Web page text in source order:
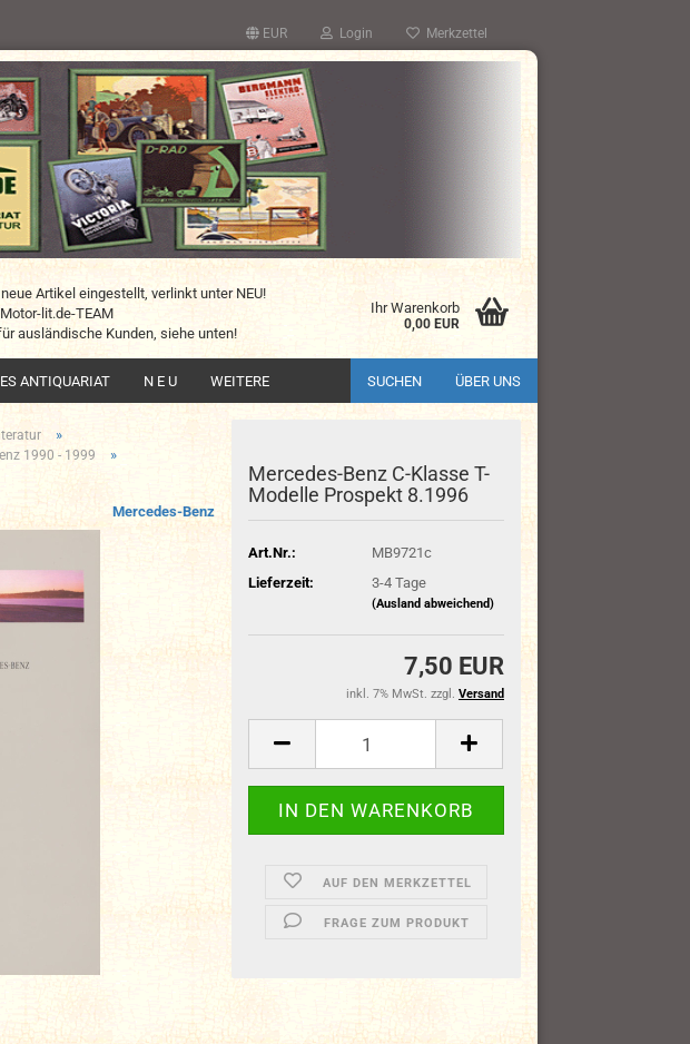
EUR Login Merkzettel
Artikel eingestellt, verlinkt unter NEU!
lit.de-TEAM
ausländische Kunden, siehe unten!
Ihr Warenkorb
0,00 EUR
ANTIQUARIAT N E U SUCHEN ÜBER UNS
WEITERE
»
1990 - 1999 »
Mercedes-Benz
Mercedes-Benz C-Klasse T-
Modelle Prospekt 8.1996
Art.Nr.:
MB9721c
Lieferzeit:
3-4 Tage
(Ausland abweichend)
7,50 EUR
inkl. 7% MwSt. zzgl. Versand
AUF DEN MERKZETTEL
FRAGE ZUM PRODUKT